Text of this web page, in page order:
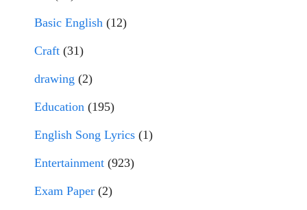
Basic English (12)
Craft (31)
drawing (2)
Education (195)
English Song Lyrics (1)
Entertainment (923)
Exam Paper (2)